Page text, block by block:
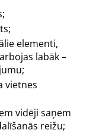
elementi,
labāk –
vietnes
vidēji saņem
reižu;